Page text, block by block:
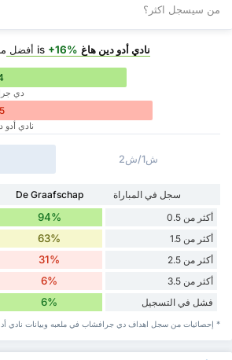
من سيسجل اكثر؟
نادي أدو دين هاغ +16% أفضل
دي
نادي أدو
ش1/ش2
سجل في المباراة De Graafschap
أكثر من 0.5
94%
أكثر من 1.5 63%
أكثر من 2.5 31%
أكثر من 3.5 6%
فشل في التسجيل 6%
* إحصائيات من سجل اهداف دي جرافشاب في ملعبه وبيانات نادي